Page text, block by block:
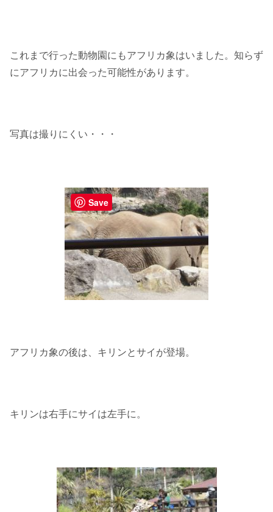
これまで行った動物園にもアフリカ象はいました。知らず
にアフリカに出会った可能性があります。
写真は撮りにくい・・・
アフリカ象の後は、キリンとサイが登場。
キリンは右手にサイは左手に。
Save